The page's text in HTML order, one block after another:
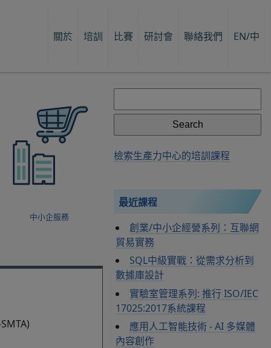
關於 培訓 比賽 研討會 聯絡我們 EN/中
中小企服務
for:
檢索生產力中心的培訓課程
最近課程
創業/中小企經營系列：互聯網
貿易實務
SQL中級實戰：從需求分析到
數據庫設計
實驗室管理系列: 推行 ISO/IEC
17025:2017系統課程
應用人工智能技術 - AI 多媒體
內容創作